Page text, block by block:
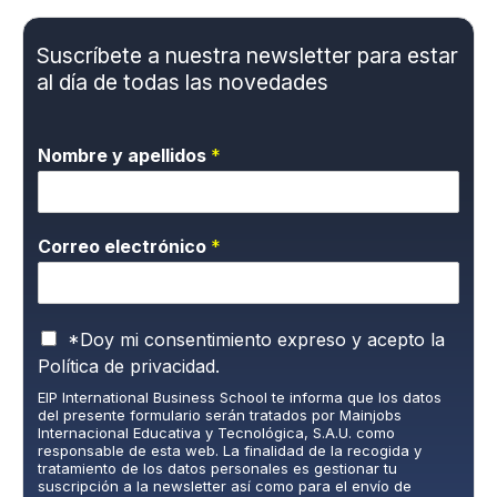
Suscríbete a nuestra newsletter para estar
al día de todas las novedades
Nombre y apellidos *
Correo electrónico *
P
o
í
t
i
c
a
*Doy mi consentimiento expreso y acepto la
Política de privacidad.
EIP International Business School te informa que los datos
del presente formulario serán tratados por Mainjobs
Internacional Educativa y Tecnológica, S.A.U. como
responsable de esta web. La finalidad de la recogida y
tratamiento de los datos personales es gestionar tu
suscripción a la newsletter así como para el envío de